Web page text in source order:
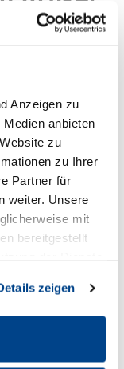
Anzeigen zu
anbieten
zu
zu Ihrer
Partner für
weiter. Unsere
mit
bereitgestellt
nutzen.
zeigen
auch